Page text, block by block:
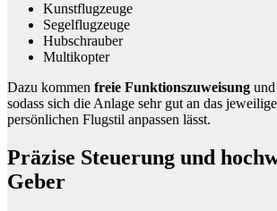
Kunstflugzeuge
Segelflugzeuge
Hubschrauber
Multikopter
Dazu kommen freie Funktionszuweisung und
sodass sich die Anlage sehr gut an das
persönlichen Flugstil anpassen lässt.
Präzise Steuerung und
Geber